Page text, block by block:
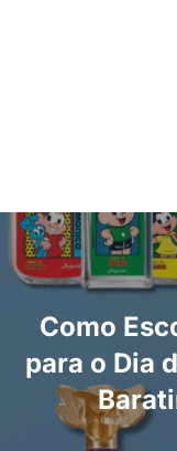
Navegação
de
PostComo
para o Dia